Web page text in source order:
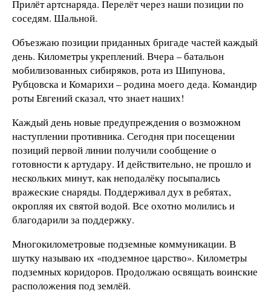
Прилёт артснаряда. Перелёт через наши позиции по
соседям. Шальной.
Объезжаю позиции приданных бригаде частей каждый
день. Километры укреплений. Вчера – батальон
мобилизованных сибиряков, рота из Шипунова,
Рубцовска и Комарихи – родина моего деда. Командир
роты Евгений сказал, что знает наших!
Каждый день новые предупреждения о возможном
наступлении противника. Сегодня при посещении
позиций первой линии получили сообщение о
готовности к артудару. И действительно, не прошло и
нескольких минут, как неподалёку посыпались
вражеские снаряды. Поддерживал дух в ребятах,
окропляя их святой водой. Все охотно молились и
благодарили за поддержку.
Многокилометровые подземные коммуникации. В
шутку называю их «подземное царство». Километры
подземных коридоров. Продолжаю освящать воинские
расположения под землёй.